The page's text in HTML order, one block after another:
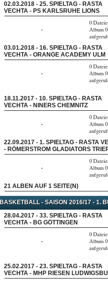
02.03.2018 - 25. SPIELTAG - RASTA
VECHTA - PS KARLSRUHE LIONS
0
Album
03.01.2018 - 16. SPIELTAG - RASTA
VECHTA - ORANGE ACADEMY ULM
0
Album
18.11.2017 - 10. SPIELTAG - RASTA
VECHTA - NINERS CHEMNITZ
0
Album
22.09.2017 - 1. SPIELTAG - RASTA
- RÖMERSTROM GLADIATORS
0
Album
21 ALBEN AUF 1 SEITE(N)
BASKETBALL - SAISON 2016/17 - 1.
28.04.2017 - 33. SPIELTAG - RASTA
VECHTA - BG GÖTTINGEN
0
Album
25.02.2017 - 23. SPIELTAG - RASTA
VECHTA - MHP RIESEN